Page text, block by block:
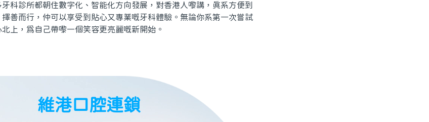
科診所都朝住數字化、智能化方向發展，對香港人嚟講，真系方便到
善而行，仲可以享受到貼心又專業嘅牙科體驗。無論你系第一次嘗試
上，爲自己帶嚟一個笑容更亮麗嘅新開始。
維港口腔連鎖